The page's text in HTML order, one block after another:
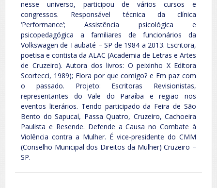
nesse universo, participou de vários cursos e
congressos. Responsável técnica da clínica
‘Performance’; Assistência psicológica e
psicopedagógica a familiares de funcionários da
Volkswagen de Taubaté – SP de 1984 a 2013. Escritora,
poetisa e contista da ALAC (Academia de Letras e Artes
de Cruzeiro). Autora dos livros: O peixinho X Editora
Scortecci, 1989); Flora por que comigo? e Em paz com
o passado. Projeto: Escritoras Revisionistas,
representantes do Vale do Paraíba e região nos
eventos literários. Tendo participado da Feira de São
Bento do Sapucaí, Passa Quatro, Cruzeiro, Cachoeira
Paulista e Resende. Defende a Causa no Combate à
Violência contra a Mulher. É vice-presidente do CMM
(Conselho Municipal dos Direitos da Mulher) Cruzeiro –
SP.